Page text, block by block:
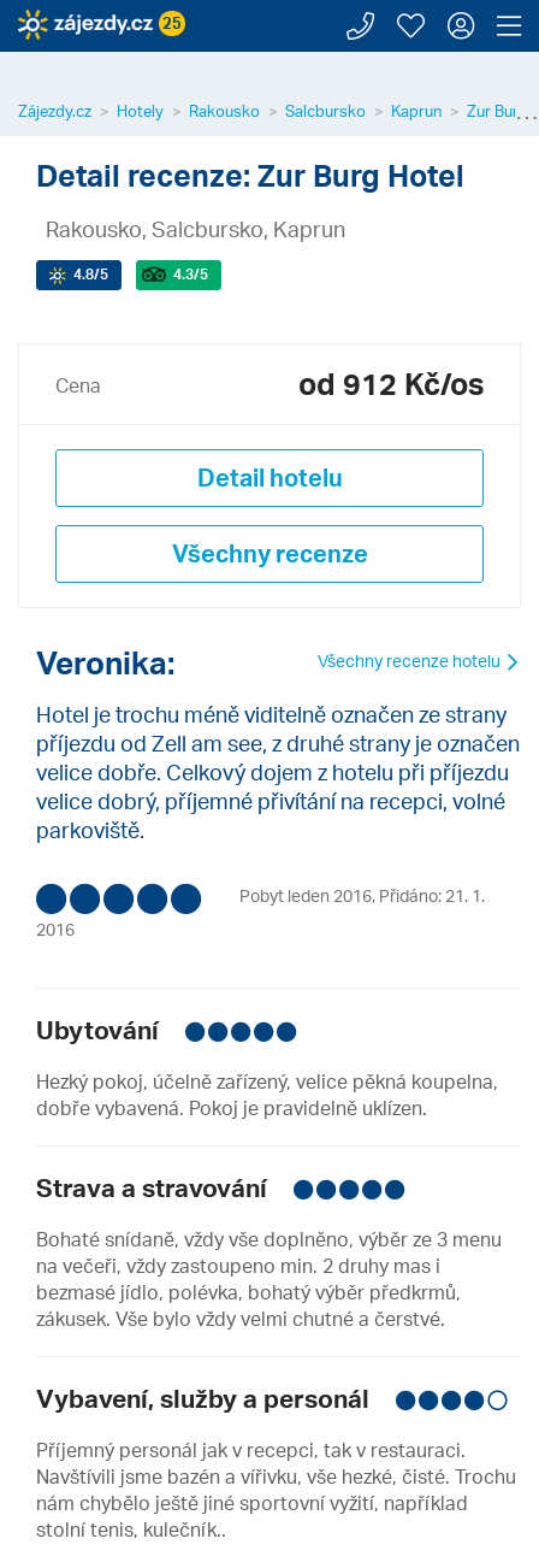
25 Zavolejte
Moje
⋯
Zájezdy.cz Hotely Rakousko Salcbursko Kaprun Zur Burg
Detail recenze: Zur Burg Hotel
Rakousko, Salcbursko, Kaprun
4.8/5 4.3/5
Cena od 912 Kč/os
Detail hotelu
Všechny recenze
Všechny recenze hotelu
Veronika:
Hotel je trochu méně viditelně označen ze strany
příjezdu od Zell am see, z druhé strany je označen
velice dobře. Celkový dojem z hotelu při příjezdu
velice dobrý, příjemné přivítání na recepci, volné
parkoviště.
Pobyt leden 2016, Přidáno: 21. 1.
2016
Ubytování
Hezký pokoj, účelně zařízený, velice pěkná koupelna,
dobře vybavená. Pokoj je pravidelně uklízen.
Strava a stravování
Bohaté snídaně, vždy vše doplněno, výběr ze 3 menu
na večeři, vždy zastoupeno min. 2 druhy mas i
bezmasé jídlo, polévka, bohatý výběr předkrmů,
zákusek. Vše bylo vždy velmi chutné a čerstvé.
Vybavení, služby a personál
Příjemný personál jak v recepci, tak v restauraci.
Navštívili jsme bazén a vířivku, vše hezké, čisté. Trochu
nám chybělo ještě jiné sportovní vyžití, například
stolní tenis, kulečník..